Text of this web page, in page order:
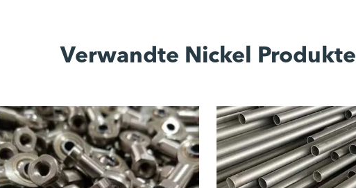
Verwandte Nickel Produkte